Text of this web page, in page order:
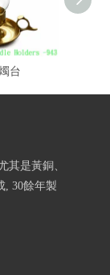
台
其是黃銅、
, 30餘年製